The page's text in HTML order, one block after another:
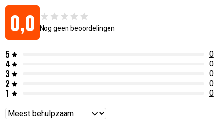
0,0 Nog geen beoordelingen
5 0
4 0
3 0
2 0
1 0
Reviews